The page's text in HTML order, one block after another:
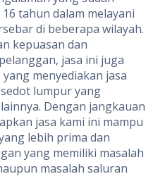
tahun dalam melayani
di beberapa wilayah.
kepuasan dan
jasa ini juga
menyediakan jasa
lumpur yang
Dengan jangkauan
jasa kami ini mampu
lebih prima dan
yang memiliki masalah
masalah saluran